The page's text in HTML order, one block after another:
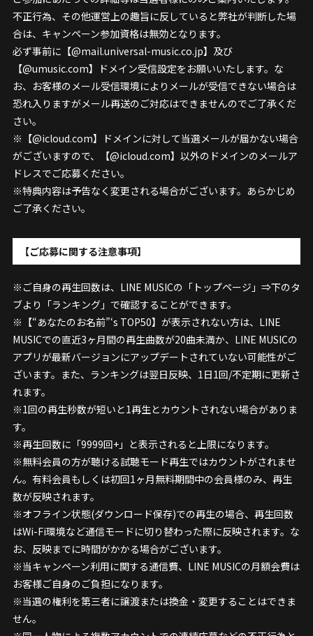
不正行為、その他運営上の趣旨に反していると弊社が判断した場
合は、キャンペーン参加資格は無効となります。
必ず事前に【@mail.universal-music.co.jp】及び
【@umusic.com】ドメイン受信設定をお願いいたします。な
お、お客様のメール受信環境によりメールが受信できない場合は
恐れ入りますがメール再送のご対応はできませんのでご了承くだ
さい。
※【@icloud.com】ドメインに対して当選メールが届かない場合
がございますので、【@icloud.com】以外のドメインのメールア
ドレスでご応募ください。
※特典内容は予告なく変更される場合がございます。あらかじめ
ご了承ください。
【ご応募に関する注意事項】
※ご自身の再生回数は、LINE MUSICの「トップページ」⇒下のタ
ブより「ランキング」で確認することができます。
※【“あなたのお名前”‘s TOP50】が表示されない方は、LINE
MUSICでの直近3ヶ月間の再生曲数が20曲未満か、LINE MUSICの
アプリが最新バージョンにアップデートされていない可能性がご
ざいます。また、ランキングは翌日反映、1日1回/不定期に更新さ
れます。
※1回の再生秒数が短いと1再生とカウントされない場合がありま
す。
※再生回数に「9999回+」と表示されると上限になります。
※無料会員の方が聴ける試聴モード再生ではカウントがされませ
ん。有料会員もしくは初回1ヶ月無料期間中の会員様のみ、再生
数が反映されます。
※オフライン状態(ダウンロード保存)での再生の場合、再生回数
はWi-Fi環境など通信モードに切り替わった際に反映されます。な
お、反映までに時間がかかる場合がございます。
※当キャンペーン利用に関する通信費、LINE MUSICの月額会費は
お客様ご自身のご負担になります。
※当選の権利を第三者に譲渡または換金・変更することはできま
せん。